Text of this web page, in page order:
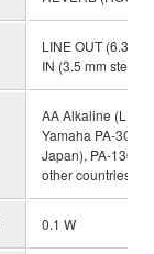
LINE OUT (6.3
IN (3.5 mm stereo
AA Alkaline (LR6)
Yamaha PA-3C
Japan), PA-130
other countries),
0.1 W